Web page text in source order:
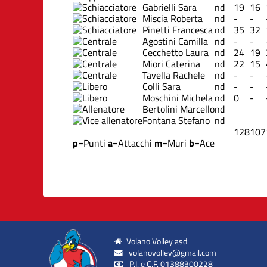
Gabrielli Sara nd 19 16
Miscia Roberta nd - -
Pinetti Francescand 35 32
Agostini Camilla nd - -
Cecchetto Laura nd 24 19
Miori Caterina nd 22 15
Tavella Rachele nd - -
Colli Sara nd - -
Moschini Micheland 0 -
Bertolini Marcellond
Fontana Stefano nd
128107
p=Punti a=Attacchi m=Muri b=Ace
Volano Volley asd
volanovolley@gmail.com
P.I. e C.F. 01388300228